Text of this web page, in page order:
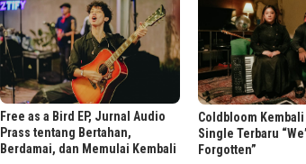
Free as a Bird EP, Jurnal Audio
Prass tentang Bertahan,
Berdamai, dan Memulai Kembali
Coldbloom
Single Terbaru
Forgotten”